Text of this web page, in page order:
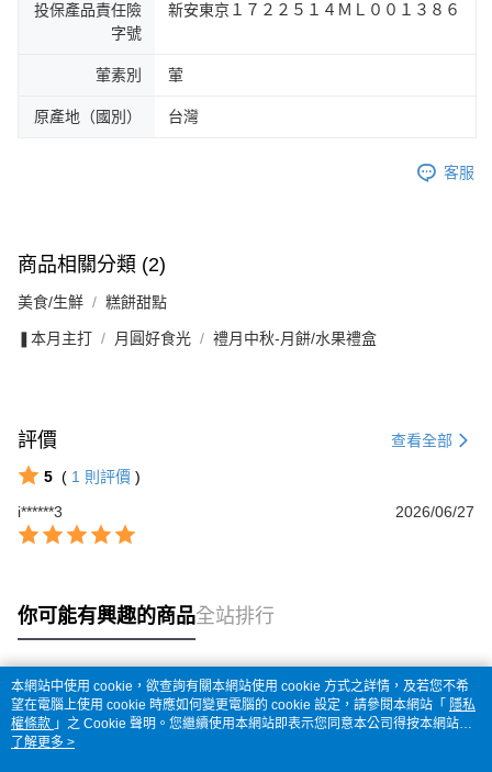
投保產品責任險
字號
新安東京１７２２５１４ＭＬ００１３８６
葷素別 葷
原產地（國別） 台灣
客服
商品相關分類 (2)
美食/生鮮 糕餅甜點
❚本月主打 月圓好食光 禮月中秋-月餅/水果禮盒
評價 查看全部
5 ( 1 則評價 )
i******3
2026/06/27
你可能有興趣的商品全站排行
熱門標籤
本網站中使用 cookie，欲查詢有關本網站使用 cookie 方式之詳情，及若您不希
望在電腦上使用 cookie 時應如何變更電腦的 cookie 設定，請參閱本網站「 隱私
權條款 」之 Cookie 聲明。您繼續使用本網站即表示您同意本公司得按本網站使
用條款之 Cookie 聲明使用 cookie。
了解更多 >